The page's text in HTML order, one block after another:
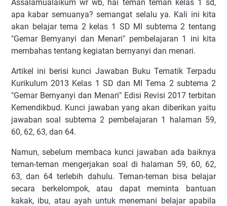
KELAS 1 SD HAL 59, 60, 62, 63, dan 64 PEMBELAJARAN 1
LAGU KASIH IBU
PEMBELAJARAN 1
AYO BERNYANYIHalaman 59
AYO MENGAMATI
AYO MENGAMATI
Halaman 63Dengarlah cerita gurumu!
AYO BERDISKUSIHalaman 64
AYO MENULIS
Akhir kata
Assalamualaikum wr wb, hai teman teman kelas 1 sd,
apa kabar semuanya? semangat selalu ya. Kali ini kita
akan belajar tema 2 kelas 1 SD MI subtema 2 tentang
"Gemar Bernyanyi dan Menari" pembelajaran 1 ini kita
membahas tentang kegiatan bernyanyi dan menari.
Artikel ini berisi kunci Jawaban Buku Tematik Terpadu
Kurikulum 2013 Kelas 1 SD dan MI Tema 2 subtema 2
"Gemar Bernyanyi dan Menari" Edisi Revisi 2017 terbitan
Kemendikbud. Kunci jawaban yang akan diberikan yaitu
jawaban soal subtema 2 pembelajaran 1 halaman 59,
60, 62, 63, dan 64.
Namun, sebelum membaca kunci jawaban ada baiknya
teman-teman mengerjakan soal di halaman 59, 60, 62,
63, dan 64 terlebih dahulu. Teman-teman bisa belajar
secara berkelompok, atau dapat meminta bantuan
kakak, ibu, atau ayah untuk menemani belajar apabila